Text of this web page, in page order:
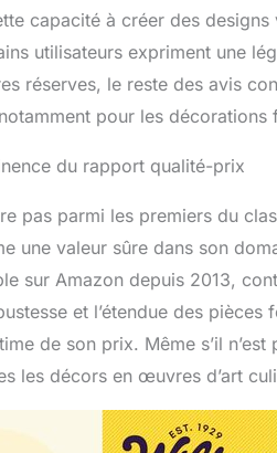
capacité à créer des
utilisateurs expriment une
réserves, le reste des avis
pour les décorations
du rapport qualité-prix
pas parmi les premiers du
une valeur sûre dans son
sur Amazon depuis 2013,
et l’étendue des
de son prix. Même s’il
les décors en œuvres d’art